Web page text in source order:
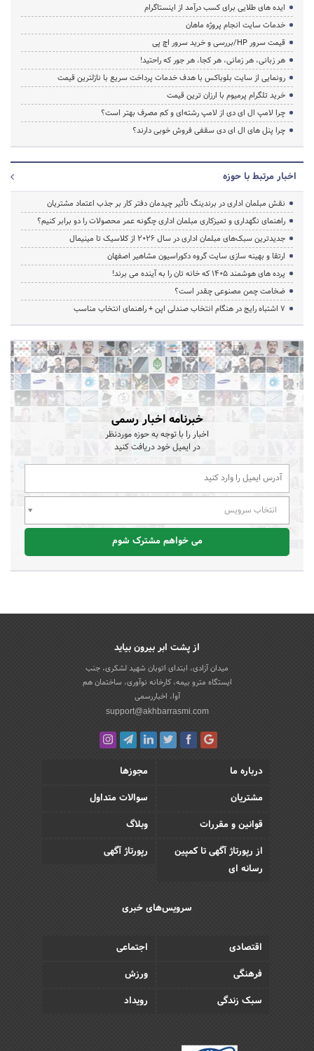
ایده های طلایی برای کسب درآمد از اینستاگرام
خدمات سایت انجام پروژه ماهان
قیمت سرور HP/بررسی و خرید سرور اچ پی
هر زبانی، هر زمانی، هر کجا، هر جور که راحتید!
رونمایی از سایت بلوباکس با هدف خدمات پرداخت سریع با نازلترین قیمت
خرید تلگرام پرمیوم با ارزان ترین قیمت
چرا لامپ ال ای دی از لامپ رشته‌ای و کم مصرف بهتر است؟
چرا پنل های ال ای دی سقفی فروش خوبی دارند؟
اخبار مرتبط با حوزه
نقش مبلمان اداری در برندینگ تأثیر چیدمان دفتر کار بر جذب اعتماد مشتریان
راهنمای نگهداری و تمیزکاری مبلمان اداری چگونه عمر محصولات را دو برابر کنیم؟
جدیدترین سبک‌های مبلمان اداری در سال ۲۰۲۶ از کلاسیک تا مینیمال
ارتقا و بهینه سازی سایت گروه دکوراسیون مشاهیر اصفهان
پرده‌ های هوشمند ۱۴۰۵ که خانه‌ تان را به آینده می‌ برند!
ضخامت چمن مصنوعی چقدر است؟
۷ اشتباه رایج در هنگام انتخاب صندلی اپن + راهنمای انتخاب مناسب
خبرنامه اخبار رسمی
اخبار را با توجه به حوزه موردنظر
در ایمیل خود دریافت کنید
انتخاب سرویس
می خواهم مشترک شوم
از پشت ابر بیرون بیاید
میدان آزادی، ابتدای اتوبان شهید لشکری، جنب
ایستگاه مترو بیمه، کارخانه نوآوری، ساختمان هم
آوا، اخباررسمی
support@akhbarrasmi.com
درباره ما
مجوزها
مشتریان
سوالات متداول
قوانین و مقررات
وبلاگ
از رپورتاژ آگهی تا کمپین
رسانه ای
رپورتاژ آگهی
سرویس‌های خبری
اقتصادی
اجتماعی
فرهنگی
ورزش
سبک زندگی
رویداد